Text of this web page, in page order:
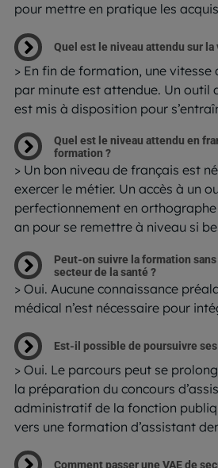
pour mettre en pratique les
Quel est le niveau attendu sur la
> En fin de formation, une vitesse
par minute est attendue. Un outil
est mis à disposition pour
Quel est le niveau attendu en
formation ?
> Un bon niveau de français est
exercer le métier. Un accès à un
perfectionnement en
an pour se remettre à niveau si
Peut-on suivre la formation
secteur de la santé ?
> Oui. Aucune connaissance
médical n’est nécessaire pour
Est-il possible de poursuivre
> Oui. Le parcours peut se
la préparation du concours
administratif de la fonction
vers une formation d’assistant
Comment passer une VAE de